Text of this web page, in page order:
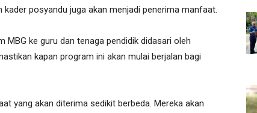
kader posyandu juga akan menjadi penerima manfaat.
MBG ke guru dan tenaga pendidik didasari oleh
kapan program ini akan mulai berjalan bagi
yang akan diterima sedikit berbeda. Mereka akan